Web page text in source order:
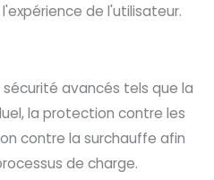
de l'utilisateur.
avancés tels que la
la protection contre les
contre la surchauffe afin
de charge.